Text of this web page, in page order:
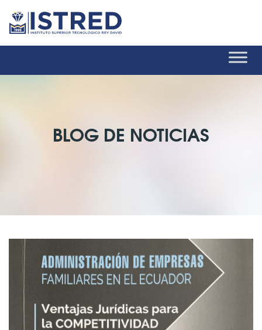
BLOG DE NOTICIAS